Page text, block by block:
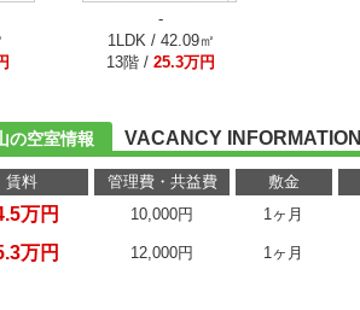
-
1LDK / 42.09㎡
13階 / 25.3万円
の空室情報 VACANCY INFORMATION
賃料 管理費・共益費 敷金
万円 10,000円 1ヶ月
万円 12,000円 1ヶ月